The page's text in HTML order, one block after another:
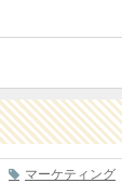
マーケティング